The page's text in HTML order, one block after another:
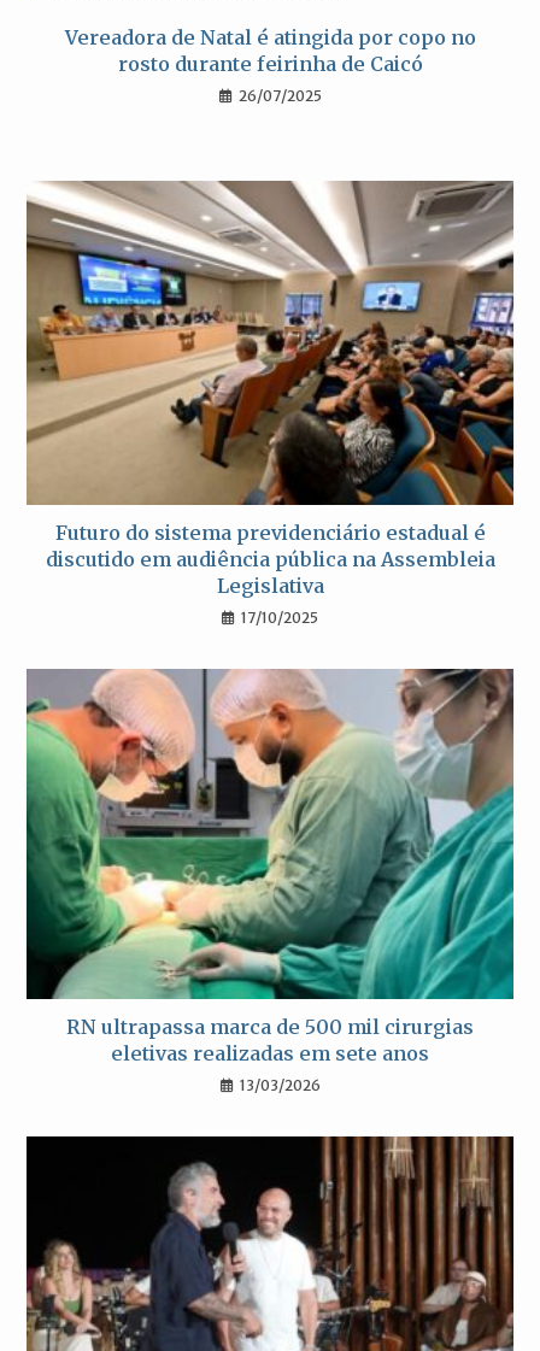
Vereadora de Natal é atingida por copo no
rosto durante feirinha de Caicó
26/07/2025
Futuro do sistema previdenciário estadual é
discutido em audiência pública na Assembleia
Legislativa
17/10/2025
RN ultrapassa marca de 500 mil cirurgias
eletivas realizadas em sete anos
13/03/2026